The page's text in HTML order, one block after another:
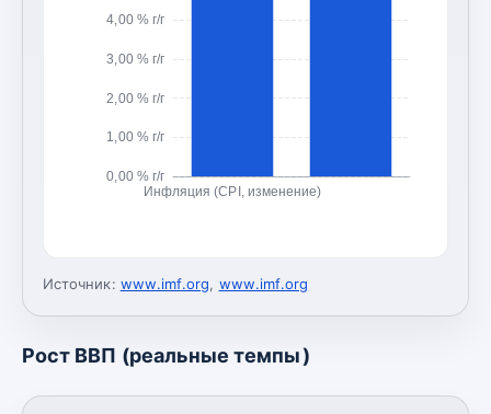
0,00 % г/г
1,00 % г/г
2,00 % г/г
3,00 % г/г
4,00 % г/г
Инфляция (CPI, изменение)
Источник: www.imf.org, www.imf.org
Рост ВВП (реальные темпы)